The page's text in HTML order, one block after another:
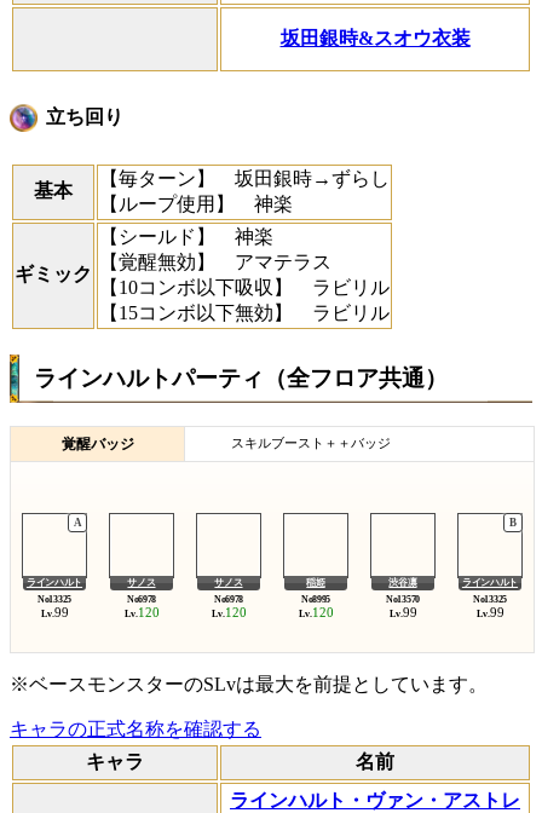
坂田銀時&スオウ衣装
立ち回り
基本
【毎ターン】
坂田銀時→ずらし
【ループ使用】
神楽
ギミック
【シールド】
神楽
【覚醒無効】
アマテラス
【10コンボ以下吸収】
ラビリル
【15コンボ以下無効】
ラビリル
ラインハルトパーティ（全フロア共通）
覚醒バッジ スキルブースト＋＋バッジ
ラインハルト サノス サノス 稲姫 渋谷凛 ラインハルト
Lv.99 Lv.120 Lv.120 Lv.120 Lv.99 Lv.99
※ベースモンスターのSLvは最大を前提としています。
キャラの正式名称を確認する
キャラ
名前
ラインハルト・ヴァン・アストレ